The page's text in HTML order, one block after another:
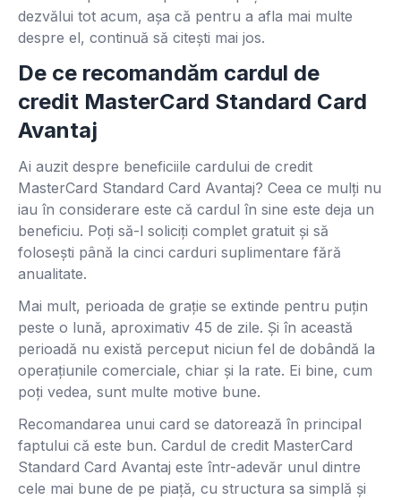
dezvălui tot acum, așa că pentru a afla mai multe
despre el, continuă să citești mai jos.
De ce recomandăm cardul de
credit MasterCard Standard Card
Avantaj
Ai auzit despre beneficiile cardului de credit
MasterCard Standard Card Avantaj? Ceea ce mulți nu
iau în considerare este că cardul în sine este deja un
beneficiu. Poți să-l soliciți complet gratuit și să
folosești până la cinci carduri suplimentare fără
anualitate.
Mai mult, perioada de grație se extinde pentru puțin
peste o lună, aproximativ 45 de zile. Și în această
perioadă nu există perceput niciun fel de dobândă la
operațiunile comerciale, chiar și la rate. Ei bine, cum
poți vedea, sunt multe motive bune.
Recomandarea unui card se datorează în principal
faptului că este bun. Cardul de credit MasterCard
Standard Card Avantaj este într-adevăr unul dintre
cele mai bune de pe piață, cu structura sa simplă și